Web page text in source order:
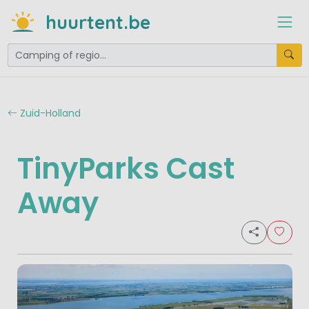
huurtent.be
Zuid-Holland
TinyParks Cast
Away